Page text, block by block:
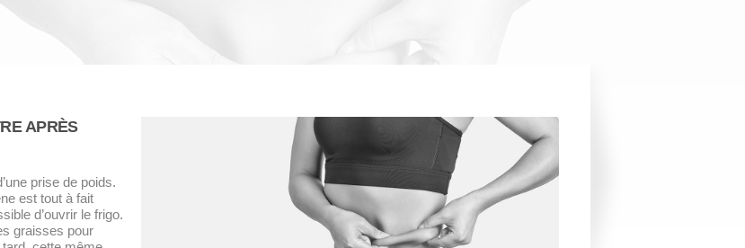
APRÈS
prise de poids.
est tout à fait
d’ouvrir le frigo.
graisses pour